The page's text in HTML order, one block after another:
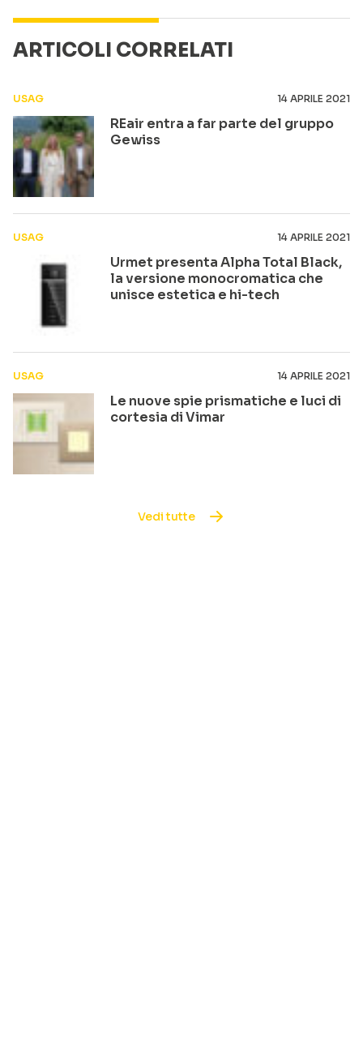
ARTICOLI CORRELATI
USAG 14 APRILE 2021
REair entra a far parte del gruppo
Gewiss
USAG 14 APRILE 2021
Urmet presenta Alpha Total Black,
la versione monocromatica che
unisce estetica e hi-tech
USAG 14 APRILE 2021
Le nuove spie prismatiche e luci di
cortesia di Vimar
Vedi tutte